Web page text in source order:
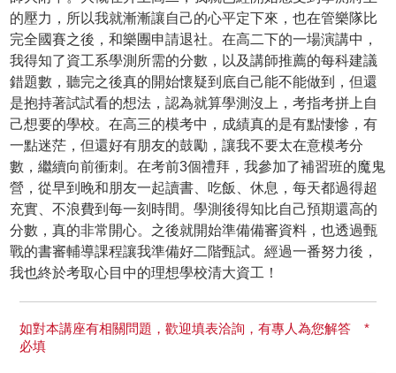
的壓力，所以我就漸漸讓自己的心平定下來，也在管樂隊比
完全國賽之後，和樂團申請退社。在高二下的一場演講中，
我得知了資工系學測所需的分數，以及講師推薦的每科建議
錯題數，聽完之後真的開始懷疑到底自己能不能做到，但還
是抱持著試試看的想法，認為就算學測沒上，考指考拼上自
己想要的學校。在高三的模考中，成績真的是有點悽慘，有
一點迷茫，但還好有朋友的鼓勵，讓我不要太在意模考分
數，繼續向前衝刺。在考前3個禮拜，我參加了補習班的魔鬼
營，從早到晚和朋友一起讀書、吃飯、休息，每天都過得超
充實、不浪費到每一刻時間。學測後得知比自己預期還高的
分數，真的非常開心。之後就開始準備備審資料，也透過甄
戰的書審輔導課程讓我準備好二階甄試。經過一番努力後，
我也終於考取心目中的理想學校清大資工！
如對本講座有相關問題，歡迎填表洽詢，有專人為您解答 *
必填